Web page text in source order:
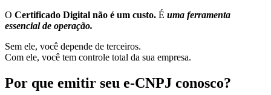
O Certificado Digital não é um custo. É uma ferramenta
essencial de operação.
Sem ele, você depende de terceiros.
Com ele, você tem controle total da sua empresa.
Por que emitir seu e-CNPJ conosco?